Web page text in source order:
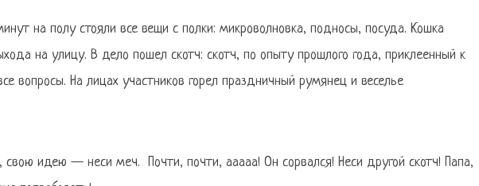
на полу стояли все вещи с полки: микроволновка, подносы, посуда. Кошка
на улицу. В дело пошел скотч: скотч, по опыту прошлого года, приклеенный к
вопросы. На лицах участников горел праздничный румянец и веселье
идею — неси меч. Почти, почти, ааааа! Он сорвался! Неси другой скотч! Папа,